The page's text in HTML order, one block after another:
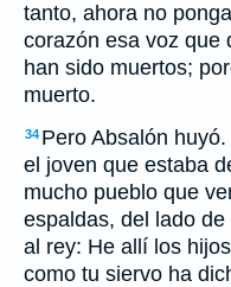
tanto, ahora no
corazón esa voz que
han sido muertos;
muerto.
34 Pero Absalón
el joven que estaba
mucho pueblo que
espaldas, del lado de
al rey: He allí los
como tu siervo ha